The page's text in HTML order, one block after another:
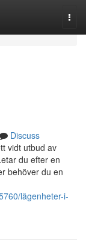
Discuss
vidt utbud av
du efter en
behöver du en
lägenheter-i-